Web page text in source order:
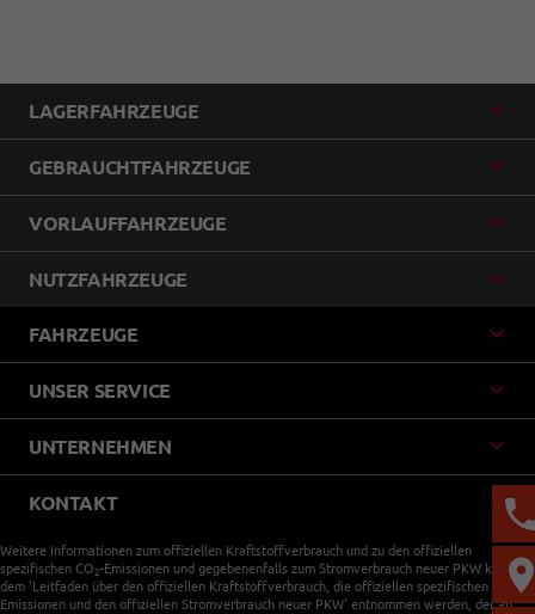
LAGERFAHRZEUGE
GEBRAUCHTFAHRZEUGE
VORLAUFFAHRZEUGE
NUTZFAHRZEUGE
FAHRZEUGE
UNSER SERVICE
UNTERNEHMEN
KONTAKT
Weitere Informationen zum offiziellen Kraftstoffverbrauch und zu den offiziellen
spezifischen CO 2-Emissionen und gegebenenfalls zum Stromverbrauch neuer PKW können
dem 'Leitfaden über den offiziellen Kraftstoffverbrauch, die offiziellen spezifischen CO
2-
Emissionen und den offiziellen Stromverbrauch neuer PKW' entnommen werden, der an